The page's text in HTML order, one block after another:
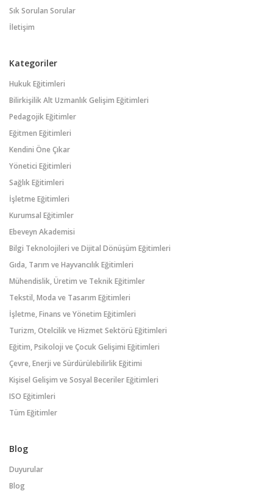
Sık Sorulan Sorular
İletişim
Kategoriler
Hukuk Eğitimleri
Bilirkişilik Alt Uzmanlık Gelişim Eğitimleri
Pedagojik Eğitimler
Eğitmen Eğitimleri
Kendini Öne Çıkar
Yönetici Eğitimleri
Sağlık Eğitimleri
İşletme Eğitimleri
Kurumsal Eğitimler
Ebeveyn Akademisi
Bilgi Teknolojileri ve Dijital Dönüşüm Eğitimleri
Gıda, Tarım ve Hayvancılık Eğitimleri
Mühendislik, Üretim ve Teknik Eğitimler
Tekstil, Moda ve Tasarım Eğitimleri
İşletme, Finans ve Yönetim Eğitimleri
Turizm, Otelcilik ve Hizmet Sektörü Eğitimleri
Eğitim, Psikoloji ve Çocuk Gelişimi Eğitimleri
Çevre, Enerji ve Sürdürülebilirlik Eğitimi
Kişisel Gelişim ve Sosyal Beceriler Eğitimleri
ISO Eğitimleri
Tüm Eğitimler
Blog
Duyurular
Blog